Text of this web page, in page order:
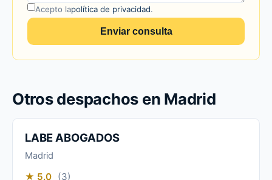
Acepto lapolítica de privacidad.
Enviar consulta
Otros despachos en Madrid
LABE ABOGADOS
Madrid
★ 5.0 (3)